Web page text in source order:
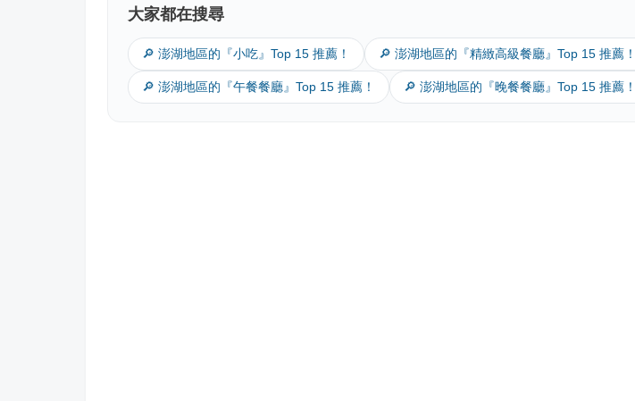
大家都在搜尋
🔎 澎湖地區的『小吃』Top 15 推薦！ 🔎 澎湖地區的『精緻高級餐廳』Top 15 推薦！
🔎 澎湖地區的『午餐餐廳』Top 15 推薦！ 🔎 澎湖地區的『晚餐餐廳』Top 15 推薦！